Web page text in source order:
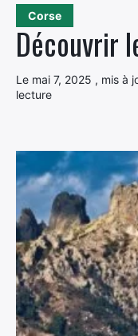
Corse
Découvrir
Le mai 7, 2025 , mis à
lecture
ile d’elbe
Croisières
Recettes corses